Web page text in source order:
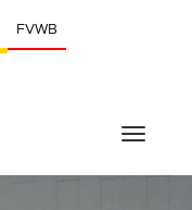
FVWB
Toggle